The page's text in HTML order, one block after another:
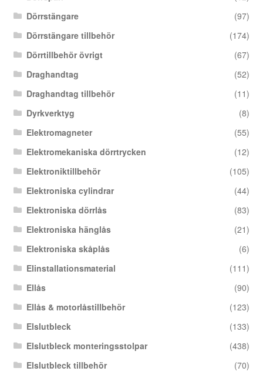
Dörrstängare
(97)
Dörrstängare tillbehör
(174)
Dörrtillbehör övrigt
(67)
Draghandtag
(52)
Draghandtag tillbehör
(11)
Dyrkverktyg
(8)
Elektromagneter
(55)
Elektromekaniska dörrtrycken
(12)
Elektroniktillbehör
(105)
Elektroniska cylindrar
(44)
Elektroniska dörrlås
(83)
Elektroniska hänglås
(21)
Elektroniska skåplås
(6)
Elinstallationsmaterial
(111)
Ellås
(90)
Ellås & motorlåstillbehör
(123)
Elslutbleck
(133)
Elslutbleck monteringsstolpar
(438)
Elslutbleck tillbehör
(70)